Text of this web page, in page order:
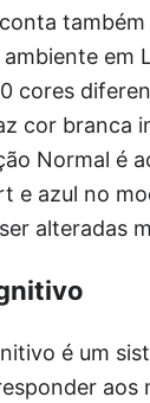
também
em
cores
cor branca
Normal é
e azul no
alteradas
é um
aos